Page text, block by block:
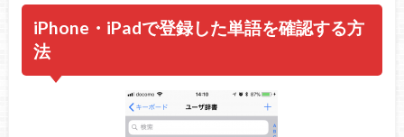
iPhone・iPadで登録した単語を確認する方
法